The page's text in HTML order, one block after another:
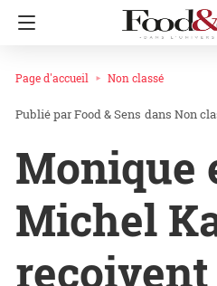
Page d'accueil Non classé
Food & Sens dans Non
Monique
Michel